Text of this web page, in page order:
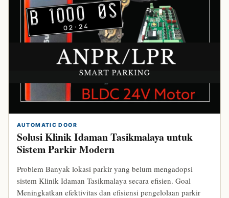
AUTOMATIC DOOR
Solusi Klinik Idaman Tasikmalaya untuk
Sistem Parkir Modern
Problem Banyak lokasi parkir yang belum mengadopsi
sistem Klinik Idaman Tasikmalaya secara efisien. Goal
Meningkatkan efektivitas dan efisiensi pengelolaan parkir